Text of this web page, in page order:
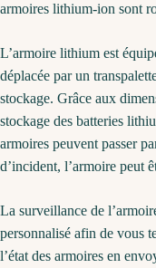
armoires lithium-ion sont
L’armoire lithium est
déplacée par un
stockage. Grâce aux
stockage des batteries
armoires peuvent passer
d’incident, l’armoire peut
La surveillance de
personnalisé afin de vous
l’état des armoires en